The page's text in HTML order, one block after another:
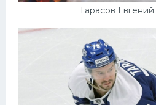
Тарасов Евгений